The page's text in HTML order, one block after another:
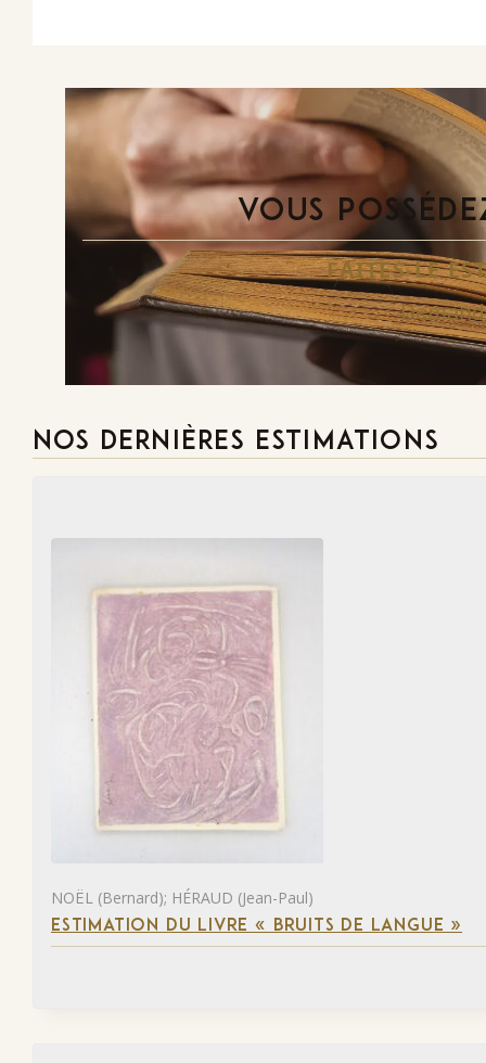
VOUS
FAITES-LE
NOS DERNIÈRES ESTIMATIONS
NOËL (Bernard); HÉRAUD (Jean-Paul)
ESTIMATION DU LIVRE « BRUITS DE LANGUE »